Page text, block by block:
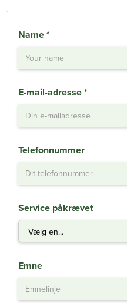
Name *
E-mail-adresse *
Telefonnummer
Service påkrævet
Emne